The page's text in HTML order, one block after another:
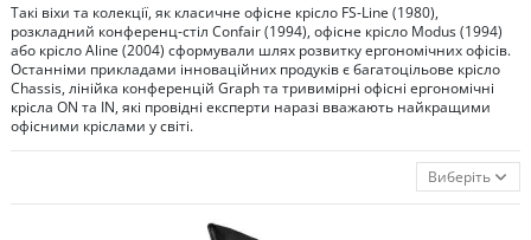
Такі віхи та колекції, як класичне офісне крісло FS-Line (1980),
розкладний конференц-стіл Confair (1994), офісне крісло Modus (1994)
або крісло Aline (2004) сформували шлях розвитку ергономічних офісів.
Останніми прикладами інноваційних продуків є багатоцільове крісло
Chassis, лінійка конференцій Graph та тривимірні офісні ергономічні
крісла ON та IN, які провідні експерти наразі вважають найкращими
офісними кріслами у світі.
Виберіть